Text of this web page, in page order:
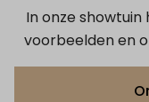
In onze
voorbeelden en